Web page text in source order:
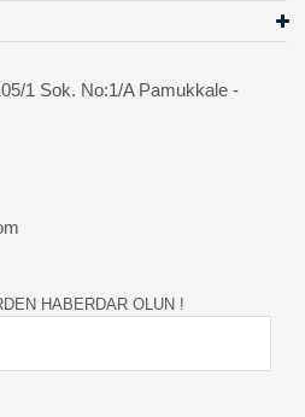
1 Sok. No:1/A Pamukkale -
HABERDAR OLUN !